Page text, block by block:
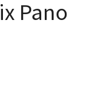
Pano